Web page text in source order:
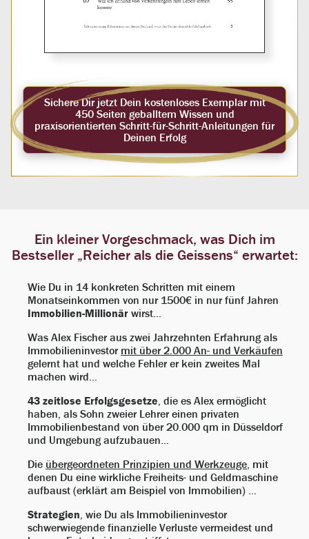
Sichere Dir jetzt Dein kostenloses Exemplar mit
450 Seiten geballtem Wissen und
praxisorientierten Schritt-für-Schritt-Anleitungen für
Deinen Erfolg
Ein kleiner Vorgeschmack, was Dich im
Bestseller „Reicher als die Geissens“ erwartet:
Wie Du in 14 konkreten Schritten mit einem
Monatseinkommen von nur 1500€ in nur fünf Jahren
Immobilien-Millionär wirst…
Was Alex Fischer aus zwei Jahrzehnten Erfahrung als
Immobilieninvestor mit über 2.000 An- und Verkäufen
gelernt hat und welche Fehler er kein zweites Mal
machen wird…
43 zeitlose Erfolgsgesetze, die es Alex ermöglicht
haben, als Sohn zweier Lehrer einen privaten
Immobilienbestand von über 20.000 qm in Düsseldorf
und Umgebung aufzubauen…
Die übergeordneten Prinzipien und Werkzeuge, mit
denen Du eine wirkliche Freiheits- und Geldmaschine
aufbaust (erklärt am Beispiel von Immobilien) …
Strategien, wie Du als Immobilieninvestor
schwerwiegende finanzielle Verluste vermeidest und